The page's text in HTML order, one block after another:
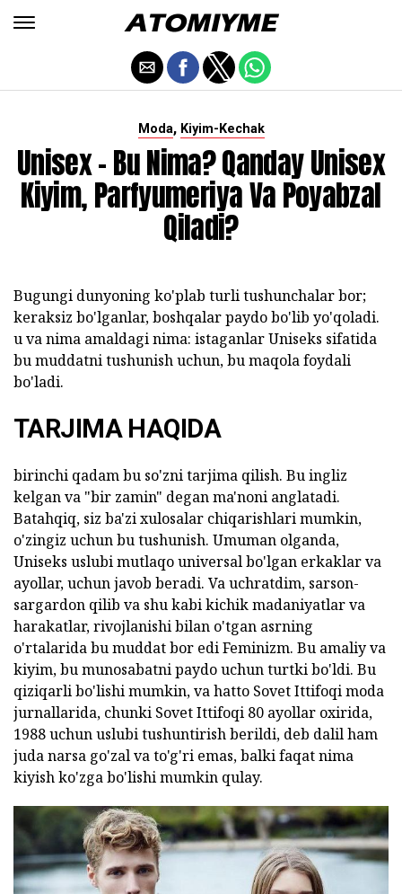
Moda, Kiyim-Kechak
Unisex - Bu Nima? Qanday Unisex
Kiyim, Parfyumeriya Va Poyabzal
Qiladi?
Bugungi dunyoning ko'plab turli tushunchalar bor;
keraksiz bo'lganlar, boshqalar paydo bo'lib yo'qoladi.
u va nima amaldagi nima: istaganlar Uniseks sifatida
bu muddatni tushunish uchun, bu maqola foydali
bo'ladi.
TARJIMA HAQIDA
birinchi qadam bu so'zni tarjima qilish. Bu ingliz
kelgan va "bir zamin" degan ma'noni anglatadi.
Batahqiq, siz ba'zi xulosalar chiqarishlari mumkin,
o'zingiz uchun bu tushunish. Umuman olganda,
Uniseks uslubi mutlaqo universal bo'lgan erkaklar va
ayollar, uchun javob beradi. Va uchratdim, sarson-
sargardon qilib va shu kabi kichik madaniyatlar va
harakatlar, rivojlanishi bilan o'tgan asrning
o'rtalarida bu muddat bor edi Feminizm. Bu amaliy va
kiyim, bu munosabatni paydo uchun turtki bo'ldi. Bu
qiziqarli bo'lishi mumkin, va hatto Sovet Ittifoqi moda
jurnallarida, chunki Sovet Ittifoqi 80 ayollar oxirida,
1988 uchun uslubi tushuntirish berildi, deb dalil ham
juda narsa go'zal va to'g'ri emas, balki faqat nima
kiyish ko'zga bo'lishi mumkin qulay.